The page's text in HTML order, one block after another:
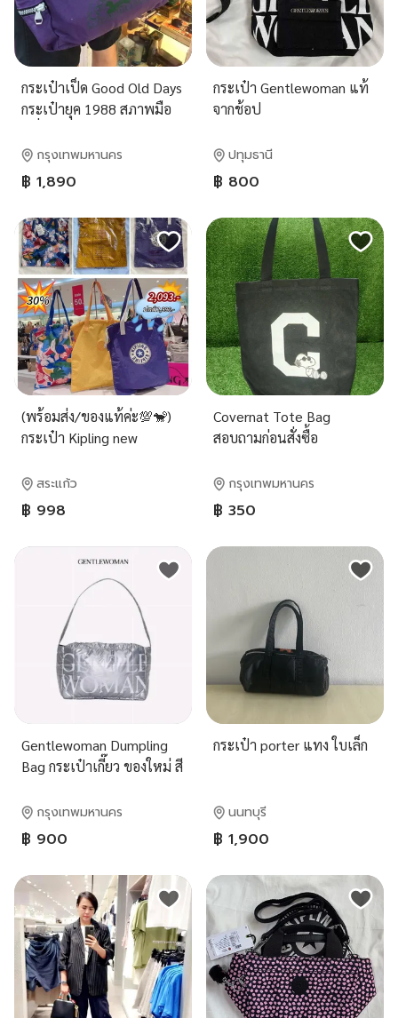
กระเป๋าเป็ด Good Old Days
กระเป๋ายุค 1988 สภาพมือ
เหมือนเดิม
กรุงเทพมหานคร
฿ 1,890
กระเป๋า Gentlewoman แท้
จากช้อป
ปทุมธานี
฿ 800
(พร้อมส่ง/ของแท้ค่ะ💯🐒)
กระเป๋า Kipling new
สระแก้ว
฿ 998
Covernat Tote Bag
สอบถามก่อนสั่งซื้อ
กรุงเทพมหานคร
฿ 350
Gentlewoman Dumpling
Bag กระเป๋าเกี๊ยว ของใหม่ สี
กรุงเทพมหานคร
฿ 900
กระเป๋า porter แทง ใบเล็ก
นนทบุรี
฿ 1,900